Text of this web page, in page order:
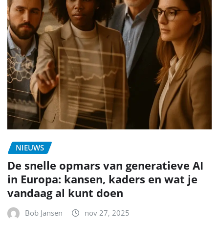
NIEUWS
De snelle opmars van generatieve AI
in Europa: kansen, kaders en wat je
vandaag al kunt doen
Bob Jansen nov 27, 2025